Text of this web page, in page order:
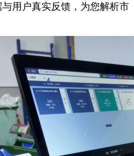
用户真实反馈，为您解析市